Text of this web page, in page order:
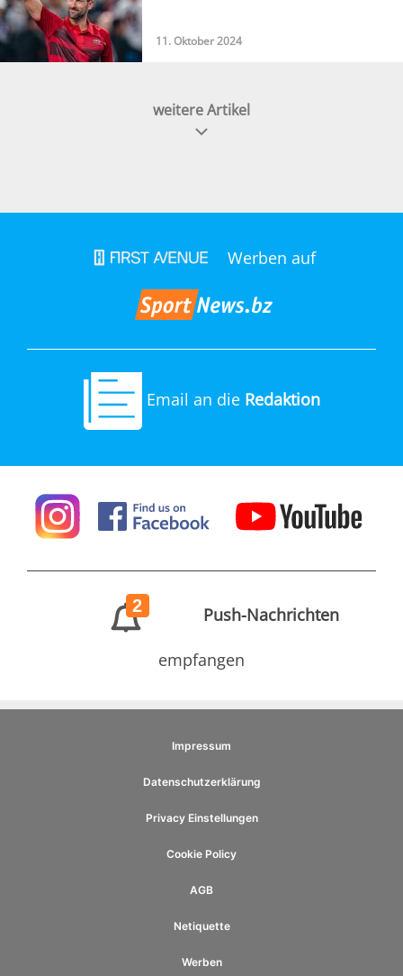
11. Oktober 2024
weitere Artikel
Werben auf
Email an die Redaktion
2 Push-Nachrichten
empfangen
Impressum
Datenschutzerklärung
Privacy Einstellungen
Cookie Policy
AGB
Netiquette
Werben